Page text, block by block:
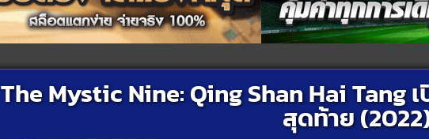
The Mystic Nine: Qing Shan Hai Tang
สุดท้าย